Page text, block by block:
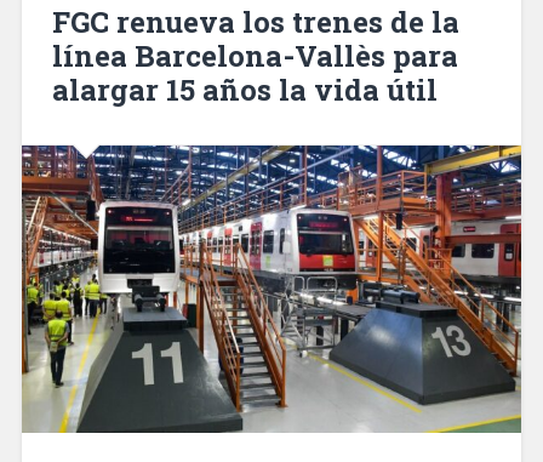
FGC renueva los trenes de la
línea Barcelona-Vallès para
alargar 15 años la vida útil